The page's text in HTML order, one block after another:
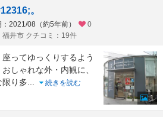
。
2021/08（約5年前）
0
福井市 クチコミ：19件
ってゆっくりするよう
しゃれな外・内観に、
限り多
続きを読む
1